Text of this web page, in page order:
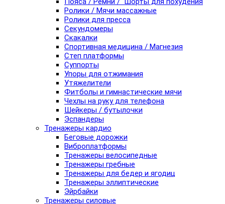
Ролики / Мячи массажные
Ролики для пресса
Секундомеры
Скакалки
Спортивная медицина / Магнезия
Степ платформы
Суппорты
Упоры для отжимания
Утяжелители
Фитболы и гимнастические мячи
Чехлы на руку для телефона
Шейкеры / бутылочки
Эспандеры
Тренажеры кардио
Беговые дорожки
Виброплатформы
Тренажеры велосипедные
Тренажеры гребные
Тренажеры для бедер и ягодиц
Тренажеры эллиптические
Эйрбайки
Тренажеры силовые